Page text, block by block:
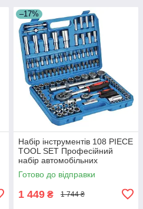
–17%
Набір інструментів 108 PIECE
TOOL SET Професійний
набір автомобільних
інструментів
Готово до відправки
1 449 ₴ 1 744 ₴